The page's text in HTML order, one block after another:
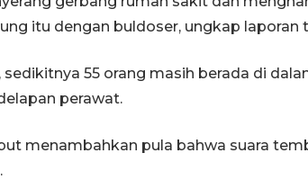
itu dengan buldoser, ungkap laporan
sedikitnya 55 orang masih berada di
perawat.
menambahkan pula bahwa suara